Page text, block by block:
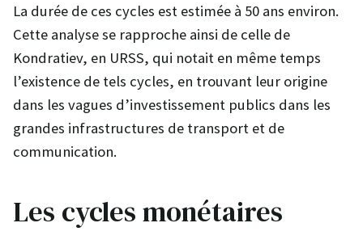
La durée de ces cycles est estimée à 50 ans environ.
Cette analyse se rapproche ainsi de celle de
Kondratiev, en URSS, qui notait en même temps
l’existence de tels cycles, en trouvant leur origine
dans les vagues d’investissement publics dans les
grandes infrastructures de transport et de
communication.
Les cycles monétaires